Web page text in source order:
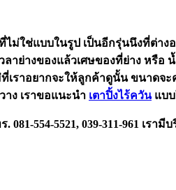
ม่ใช่แบบในรูป เป็นอีกรุ่นนึงที่ต่า
าย่างของแล้วเศษของที่ย่าง หรื
เราอยากจะให้ลูกค้าดูนั้น ขนา
าง เราขอแนะนำ เตาปิ้งไร้ควันแบบ
554-5521, 039-311-961 เรามี